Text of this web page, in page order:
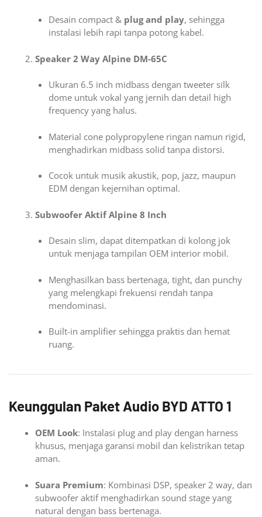
Desain compact & plug and play, sehingga
instalasi lebih rapi tanpa potong kabel.
Speaker 2 Way Alpine DM-65C
Ukuran 6.5 inch midbass dengan tweeter silk
dome untuk vokal yang jernih dan detail high
frequency yang halus.
Material cone polypropylene ringan namun rigid,
menghadirkan midbass solid tanpa distorsi.
Cocok untuk musik akustik, pop, jazz, maupun
EDM dengan kejernihan optimal.
Subwoofer Aktif Alpine 8 Inch
Desain slim, dapat ditempatkan di kolong jok
untuk menjaga tampilan OEM interior mobil.
Menghasilkan bass bertenaga, tight, dan punchy
yang melengkapi frekuensi rendah tanpa
mendominasi.
Built-in amplifier sehingga praktis dan hemat
ruang.
Keunggulan Paket Audio BYD ATTO 1
OEM Look: Instalasi plug and play dengan harness
khusus, menjaga garansi mobil dan kelistrikan tetap
aman.
Suara Premium: Kombinasi DSP, speaker 2 way, dan
subwoofer aktif menghadirkan sound stage yang
natural dengan bass bertenaga.